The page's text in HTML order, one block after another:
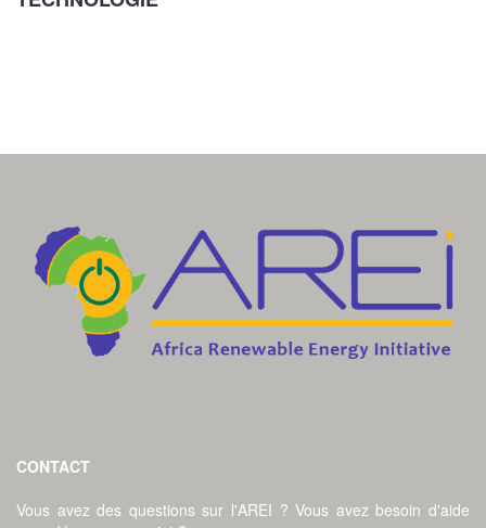
CONTACT
Vous avez des questions sur l'AREI ? Vous avez besoin d'aide